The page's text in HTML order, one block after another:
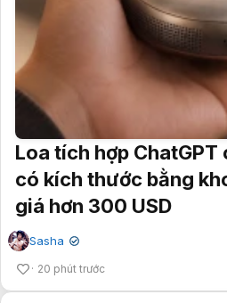
Loa tích hợp ChatGPT
có kích thước bằng
giá hơn 300 USD
Sasha ✔
20 phút trước